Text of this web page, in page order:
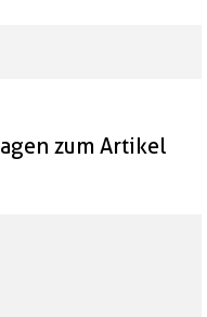
zum Artikel